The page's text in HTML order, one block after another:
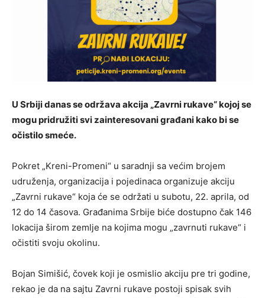
U Srbiji danas se održava akcija „Zavrni rukave“ kojoj se
mogu pridružiti svi zainteresovani građani kako bi se
očistilo smeće.
Pokret „Kreni-Promeni“ u saradnji sa većim brojem
udruženja, organizacija i pojedinaca organizuje akciju
„Zavrni rukave“ koja će se održati u subotu, 22. aprila, od
12 do 14 časova. Građanima Srbije biće dostupno čak 146
lokacija širom zemlje na kojima mogu „zavrnuti rukave“ i
očistiti svoju okolinu.
Bojan Simišić, čovek koji je osmislio akciju pre tri godine,
rekao je da na sajtu Zavrni rukave postoji spisak svih